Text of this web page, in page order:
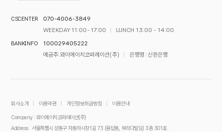
CS CENTER
070-4006-3849
WEEKDAY 11:00 - 17:00
LUNCH 13:00 - 14:00
BANK INFO
100029405222
예금주 : 와이에이치코퍼레이션(주)
은행명 : 신한은행
회사소개 이용약관 개인정보취급방침 이용안내
Company : 와이에이치코퍼레이션(주)
Address : 서울특별시 성동구 자동차시장1길 73 (용답동, 부라다빌딩) 3층 301호